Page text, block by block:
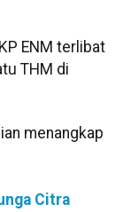
ENM terlibat
THM di
menangkap
Citra